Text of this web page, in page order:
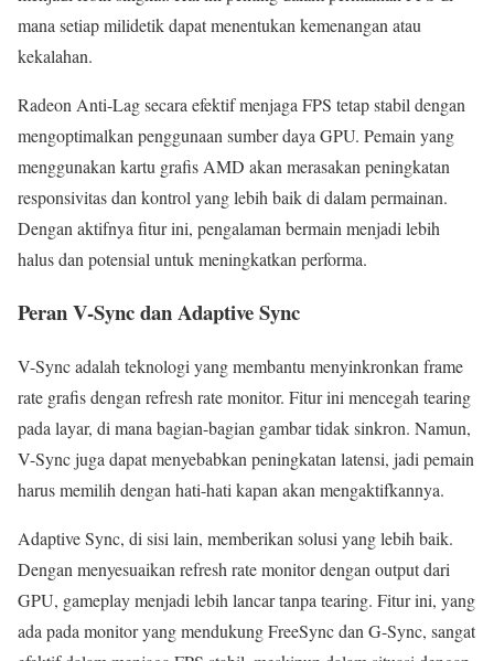
mana setiap milidetik dapat menentukan kemenangan atau
kekalahan.
Radeon Anti-Lag secara efektif menjaga FPS tetap stabil dengan
mengoptimalkan penggunaan sumber daya GPU. Pemain yang
menggunakan kartu grafis AMD akan merasakan peningkatan
responsivitas dan kontrol yang lebih baik di dalam permainan.
Dengan aktifnya fitur ini, pengalaman bermain menjadi lebih
halus dan potensial untuk meningkatkan performa.
Peran V-Sync dan Adaptive Sync
V-Sync adalah teknologi yang membantu menyinkronkan frame
rate grafis dengan refresh rate monitor. Fitur ini mencegah tearing
pada layar, di mana bagian-bagian gambar tidak sinkron. Namun,
V-Sync juga dapat menyebabkan peningkatan latensi, jadi pemain
harus memilih dengan hati-hati kapan akan mengaktifkannya.
Adaptive Sync, di sisi lain, memberikan solusi yang lebih baik.
Dengan menyesuaikan refresh rate monitor dengan output dari
GPU, gameplay menjadi lebih lancar tanpa tearing. Fitur ini, yang
ada pada monitor yang mendukung FreeSync dan G-Sync, sangat